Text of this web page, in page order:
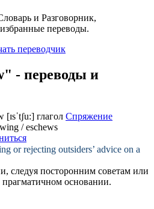
и Разговорник,
переводы.
- переводы и
[ɪsˈtʃu:] глагол Спряжение
/ eschews
or rejecting outsiders’ advice on a
следуя посторонним советам или
прагматичном основании.